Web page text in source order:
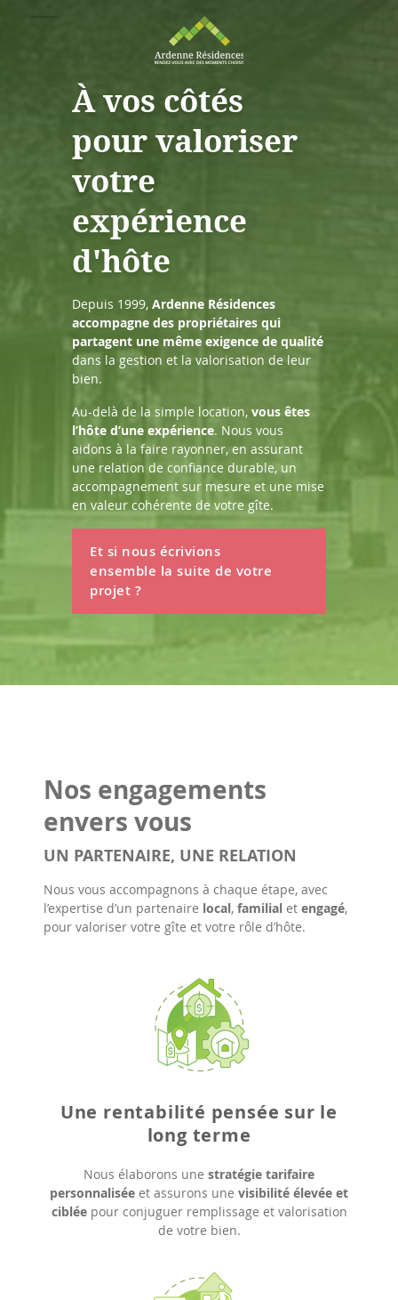
À vos côtés
pour valoriser
votre
expérience
d'hôte
Depuis 1999, Ardenne Résidences
accompagne des propriétaires qui
partagent une même exigence de qualité
dans la gestion et la valorisation de leur
bien.
Au-delà de la simple location, vous êtes
l’hôte d’une expérience. Nous vous
aidons à la faire rayonner, en assurant
une relation de confiance durable, un
accompagnement sur mesure et une mise
en valeur cohérente de votre gîte.
Et si nous écrivions
ensemble la suite de votre
projet ?
Nos engagements
envers vous
UN PARTENAIRE, UNE RELATION
Nous vous accompagnons à chaque étape, avec
l’expertise d’un partenaire local, familial et engagé,
pour valoriser votre gîte et votre rôle d’hôte.
Une rentabilité pensée sur le
long terme
Nous élaborons une stratégie tarifaire
personnalisée et assurons une visibilité élevée et
cibléepour conjuguer remplissage et valorisation
de votre bien.